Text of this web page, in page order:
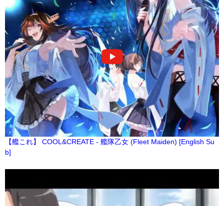
【艦これ】 COOL&CREATE - 艦隊乙女 (Fleet Maiden) [English Su
b]